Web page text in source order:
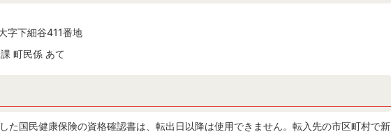
字下細谷411番地
町民係 あて
た国民健康保険の資格確認書は、転出日以降は使用できません。転入先の市区町村で新